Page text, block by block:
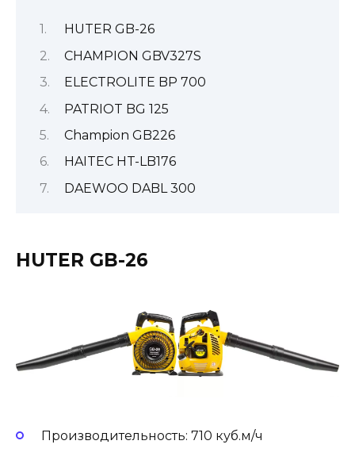
HUTER GB-26
CHAMPION GBV327S
ELECTROLITE BP 700
PATRIOT BG 125
Champion GB226
HAITEC HT-LB176
DAEWOO DABL 300
HUTER GB-26
Производительность: 710 куб.м/ч